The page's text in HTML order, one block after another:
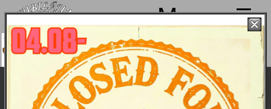
Menu
machen von 4. bis 15.08. Sommerpause
sind ab 18.08. wieder mit voller Power für
Euch da!
Harley goes Feldberg - Harleywood im
Herbst 2012